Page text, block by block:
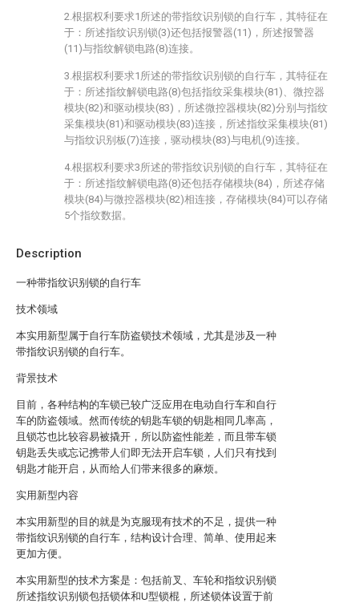
Description
一种带指纹识别锁的自行车
技术领域
本实用新型属于自行车防盗锁技术领域，尤其是涉及一种
带指纹识别锁的自行车。
背景技术
目前，各种结构的车锁已较广泛应用在电动自行车和自行
车的防盗领域。然而传统的钥匙车锁的钥匙相同几率高，
且锁芯也比较容易被撬开，所以防盗性能差，而且带车锁
钥匙丢失或忘记携带人们即无法开启车锁，人们只有找到
钥匙才能开启，从而给人们带来很多的麻烦。
实用新型内容
本实用新型的目的就是为克服现有技术的不足，提供一种
带指纹识别锁的自行车，结构设计合理、简单、使用起来
更加方便。
本实用新型的技术方案是：包括前叉、车轮和指纹识别锁
所述指纹识别锁包括锁体和U型锁棍，所述锁体设置于前
2.根据权利要求1所述的带指纹识别锁的自行车，其特征在
于：所述指纹识别锁(3)还包括报警器(11)，所述报警器
(11)与指纹解锁电路(8)连接。
3.根据权利要求1所述的带指纹识别锁的自行车，其特征在
于：所述指纹解锁电路(8)包括指纹采集模块(81)、微控器
模块(82)和驱动模块(83)，所述微控器模块(82)分别与指纹
采集模块(81)和驱动模块(83)连接，所述指纹采集模块(81)
与指纹识别板(7)连接，驱动模块(83)与电机(9)连接。
4.根据权利要求3所述的带指纹识别锁的自行车，其特征在
于：所述指纹解锁电路(8)还包括存储模块(84)，所述存储
模块(84)与微控器模块(82)相连接，存储模块(84)可以存储
5个指纹数据。